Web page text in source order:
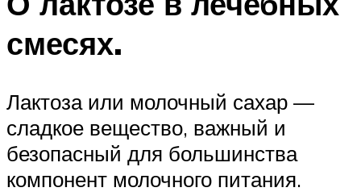
смесях.
Лактоза или молочный сахар —
сладкое вещество, важный и
безопасный для большинства
компонент молочного питания.